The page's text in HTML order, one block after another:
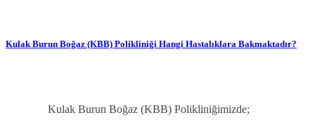
Kulak Burun Boğaz (KBB) Polikliniği Hangi Hastalıklara Bakmaktadır?
Kulak Burun Boğaz (KBB) Polikliniğimizde;